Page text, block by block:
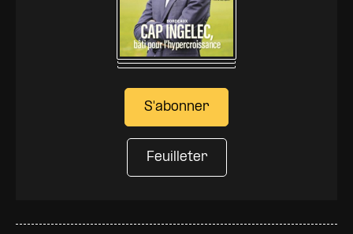
S'abonner
Feuilleter